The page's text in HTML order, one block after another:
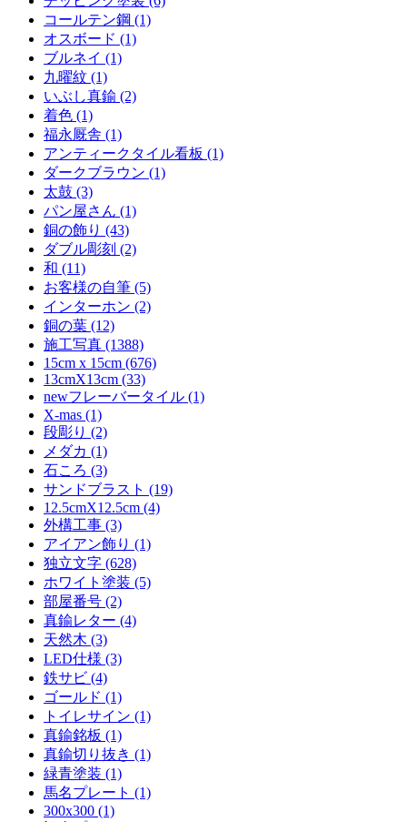
コールテン鋼 (1)
オスボード (1)
ブルネイ (1)
九曜紋 (1)
いぶし真鍮 (2)
着色 (1)
福永厩舎 (1)
アンティークタイル看板 (1)
ダークブラウン (1)
太鼓 (3)
パン屋さん (1)
銅の飾り (43)
ダブル彫刻 (2)
和 (11)
お客様の自筆 (5)
インターホン (2)
銅の葉 (12)
施工写真 (1388)
15cm x 15cm (676)
13cmX13cm (33)
newフレーバータイル (1)
X-mas (1)
段彫り (2)
メダカ (1)
石ころ (3)
サンドブラスト (19)
12.5cmX12.5cm (4)
外構工事 (3)
アイアン飾り (1)
独立文字 (628)
ホワイト塗装 (5)
部屋番号 (2)
真鍮レター (4)
天然木 (3)
LED仕様 (3)
鉄サビ (4)
ゴールド (1)
トイレサイン (1)
真鍮銘板 (1)
真鍮切り抜き (1)
緑青塗装 (1)
馬名プレート (1)
300x300 (1)